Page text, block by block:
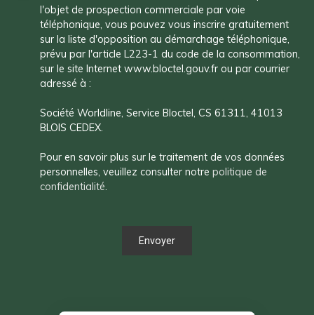
l'objet de prospection commerciale par voie
téléphonique, vous pouvez vous inscrire gratuitement
sur la liste d'opposition au démarchage téléphonique,
prévu par l'article L223-1 du code de la consommation,
sur le site Internet www.bloctel.gouv.fr ou par courrier
adressé à :
Société Worldline, Service Bloctel, CS 61311, 41013
BLOIS CEDEX.
Pour en savoir plus sur le traitement de vos données
personnelles, veuillez consulter notre politique de
confidentialité.
Envoyer